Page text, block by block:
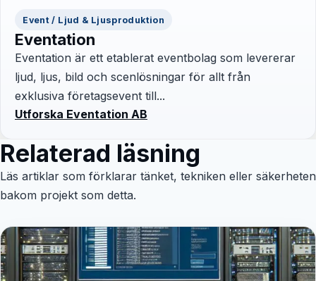
Event / Ljud & Ljusproduktion
Eventation
Eventation är ett etablerat eventbolag som levererar
ljud, ljus, bild och scenlösningar för allt från
exklusiva företagsevent till...
Utforska Eventation AB
Relaterad läsning
Läs artiklar som förklarar tänket, tekniken eller säkerheten
bakom projekt som detta.